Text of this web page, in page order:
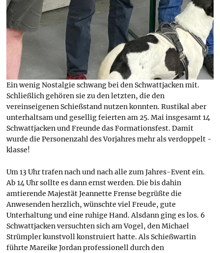
Ein wenig Nostalgie schwang bei den Schwattjacken mit.
Schließlich gehören sie zu den letzten, die den
vereinseigenen Schießstand nutzen konnten. Rustikal aber
unterhaltsam und gesellig feierten am 25. Mai insgesamt 14
Schwattjacken und Freunde das Formationsfest. Damit
wurde die Personenzahl des Vorjahres mehr als verdoppelt -
klasse!
Um 13 Uhr trafen nach und nach alle zum Jahres-Event ein.
Ab 14 Uhr sollte es dann ernst werden. Die bis dahin
amtierende Majestät Jeannette Frense begrüßte die
Anwesenden herzlich, wünschte viel Freude, gute
Unterhaltung und eine ruhige Hand. Alsdann ging es los. 6
Schwattjacken versuchten sich am Vogel, den Michael
Strümpler kunstvoll konstruiert hatte. Als Schießwartin
führte Mareike Jordan professionell durch den